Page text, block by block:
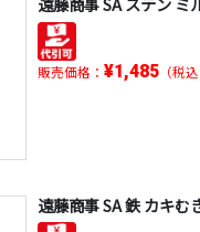
販売価格： ¥1,485（税込
遠藤商事 SA 鉄 カキむ